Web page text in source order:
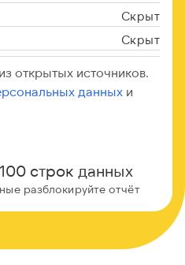
Скрыт
Скрыт
открытых источников.
данных и
строк данных
разблокируйте отчёт